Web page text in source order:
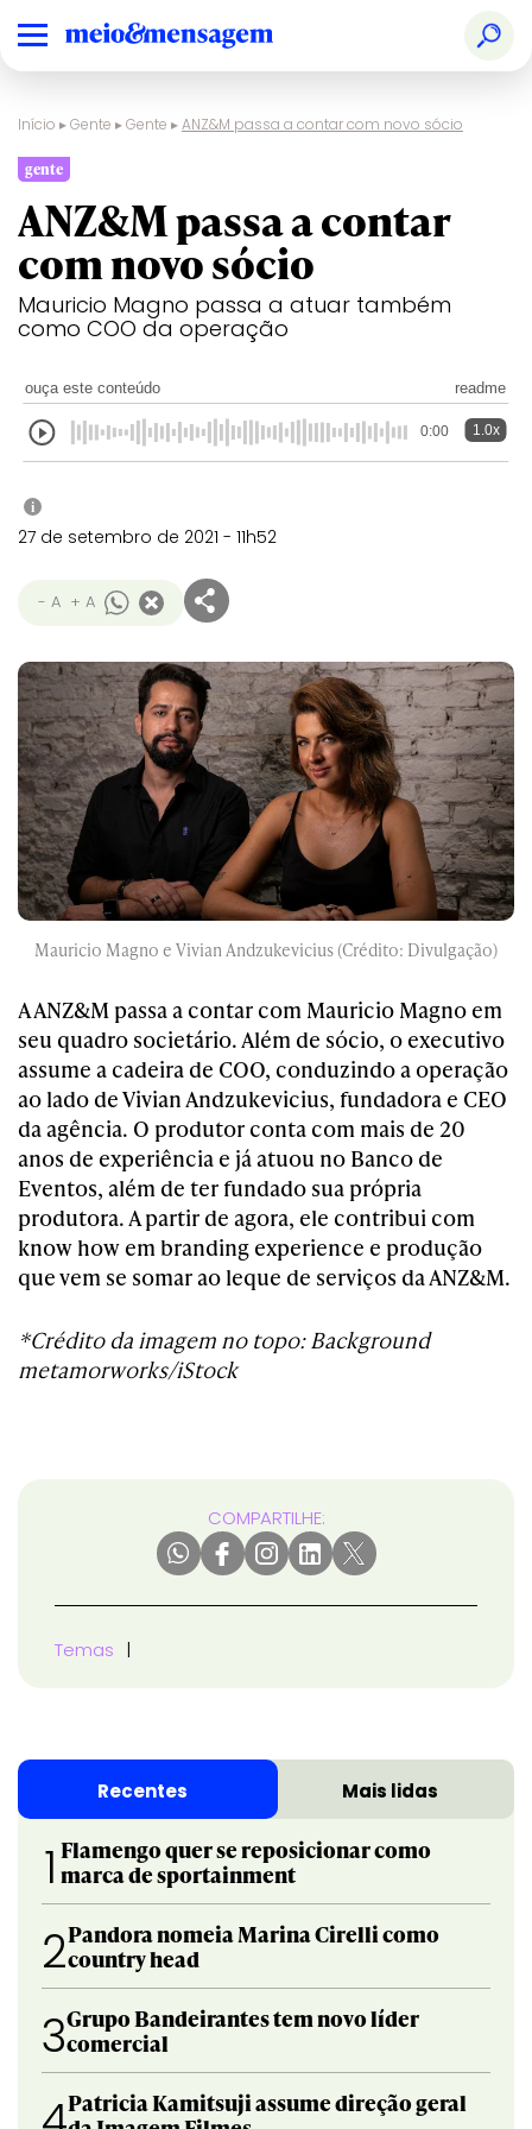
Início ▸Gente ▸Gente ▸ANZ&M passa a contar com novo sócio
gente
ANZ&M passa a contar
com novo sócio
Mauricio Magno passa a atuar também
como COO da operação
ouça este conteúdo readme
0:00 1.0x
i
27 de setembro de 2021 - 11h52
- A + A
Mauricio Magno e Vivian Andzukevicius (Crédito: Divulgação)
A ANZ&M passa a contar com Mauricio Magno em
seu quadro societário. Além de sócio, o executivo
assume a cadeira de COO, conduzindo a operação
ao lado de Vivian Andzukevicius, fundadora e CEO
da agência. O produtor conta com mais de 20
anos de experiência e já atuou no Banco de
Eventos, além de ter fundado sua própria
produtora. A partir de agora, ele contribui com
know how em branding experience e produção
que vem se somar ao leque de serviços da ANZ&M.
*Crédito da imagem no topo: Background
metamorworks/iStock
COMPARTILHE:
Temas
Recentes Mais lidas
1 Flamengo quer se reposicionar como
marca de sportainment
2Pandora nomeia Marina Cirelli como
country head
3Grupo Bandeirantes tem novo líder
comercial
Patricia Kamitsuji assume direção geral